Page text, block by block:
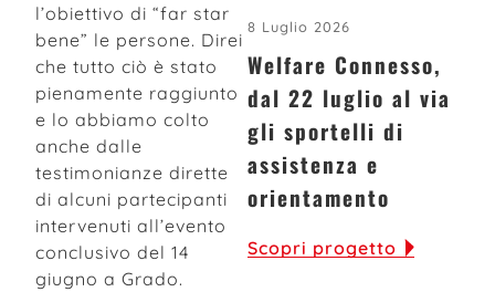
l’obiettivo di “far star
bene” le persone. Direi
che tutto ciò è stato
pienamente raggiunto
e lo abbiamo colto
anche dalle
testimonianze dirette
di alcuni partecipanti
intervenuti all’evento
conclusivo del 14
giugno a Grado.
8 Luglio 2026
Welfare Connesso,
dal 22 luglio al via
gli sportelli di
assistenza e
orientamento
Scopri progetto